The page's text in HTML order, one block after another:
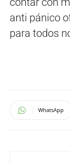
anti pánico
para todos
WhatsApp